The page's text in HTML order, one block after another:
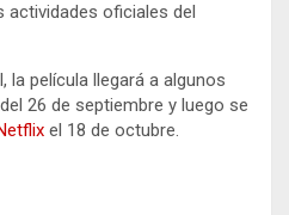
oficiales del
la película llegará a algunos
26 de septiembre y luego se
el 18 de octubre.